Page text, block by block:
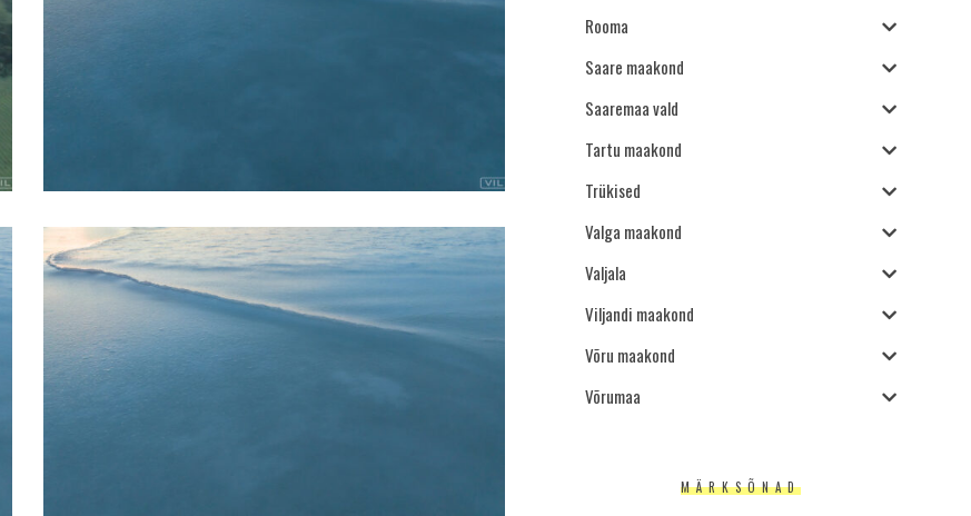
Rooma
Saare maakond
Saaremaa vald
Tartu maakond
Trükised
Valga maakond
Valjala
Viljandi maakond
Võru maakond
Võrumaa
MÄRKSÕNAD